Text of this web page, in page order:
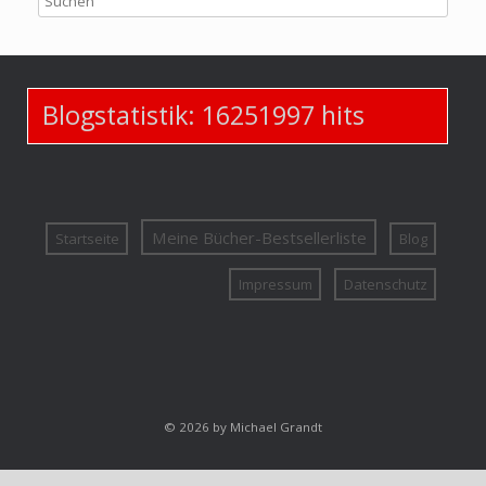
Blogstatistik: 16251997 hits
Startseite Meine Bücher-Bestsellerliste Blog
Impressum Datenschutz
© 2026 by Michael Grandt